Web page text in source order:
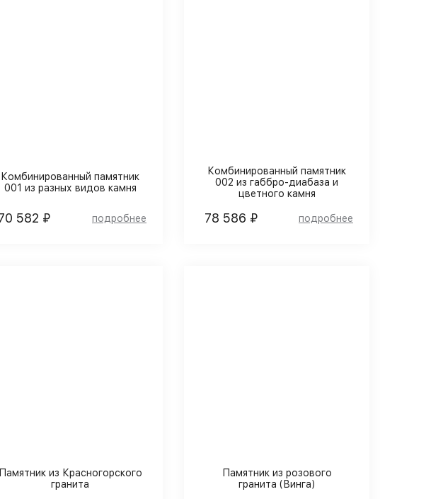
Комбинированный памятник
001 из разных видов камня
582 ₽
Комбинированный памятник
002 из габбро-диабаза и
цветного камня
78 586 ₽
Памятник из Красногорского
гранита
Памятник из розового
гранита (Винга)